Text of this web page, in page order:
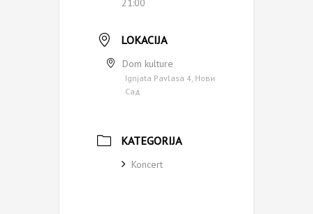
21:00
LOKACIJA
Dom kulture
Ignjata Pavlasa 4, Нови
Сад
KATEGORIJA
Koncert